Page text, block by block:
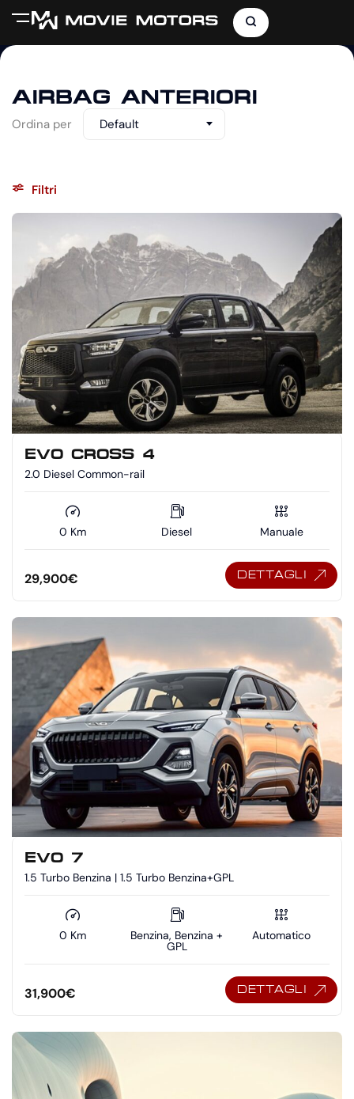
AIRBAG ANTERIORI
Ordina per Default
Filtri
EVO CROSS 4
2.0 Diesel Common-rail
0 Km Diesel Manuale
29,900€ DETTAGLI
EVO 7
1.5 Turbo Benzina | 1.5 Turbo Benzina+GPL
0 Km Benzina, Benzina +
GPL
Automatico
31,900€ DETTAGLI